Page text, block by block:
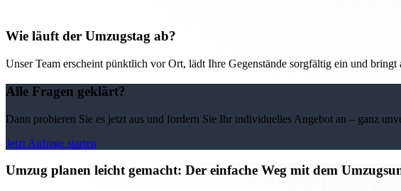
Wie läuft der Umzugstag ab?
Unser Team erscheint pünktlich vor Ort, lädt Ihre Gegenstände sorgfältig ein und
Alle Fragen geklärt?
Dann probieren Sie es jetzt aus und fordern Sie Ihr individuelles Angebot an – ganz
Jetzt Anfrage starten
Umzug planen leicht gemacht: Der einfache Weg mit dem